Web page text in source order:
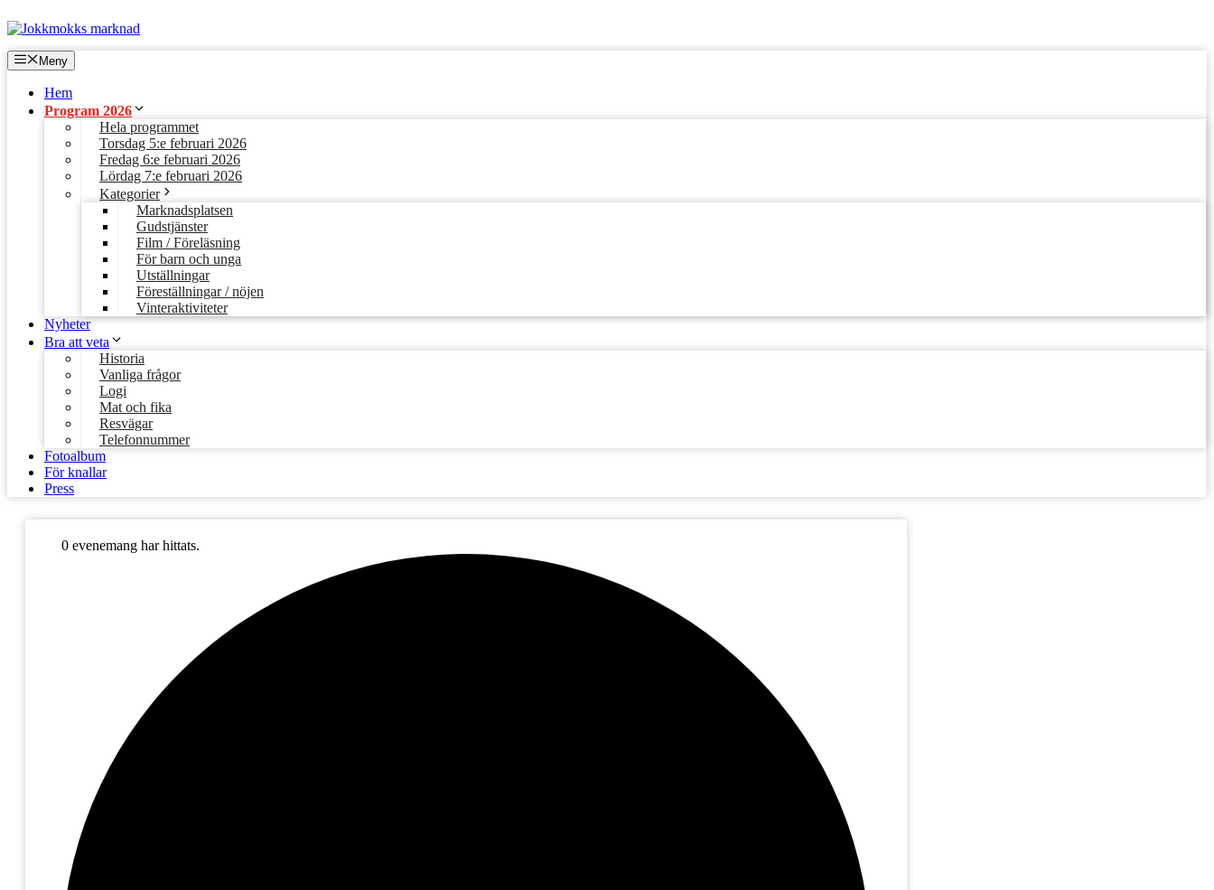
till
Meny
Hem
Program 2026
Hela programmet
Torsdag 5:e februari 2026
Fredag 6:e februari 2026
Lördag 7:e februari 2026
Kategorier
Marknadsplatsen
Gudstjänster
Film / Föreläsning
För barn och unga
Utställningar
Föreställningar / nöjen
Vinteraktiviteter
Nyheter
Bra att veta
Historia
Vanliga frågor
Logi
Mat och fika
Resvägar
Telefonnummer
Fotoalbum
För knallar
Press
0 evenemang har hittats.